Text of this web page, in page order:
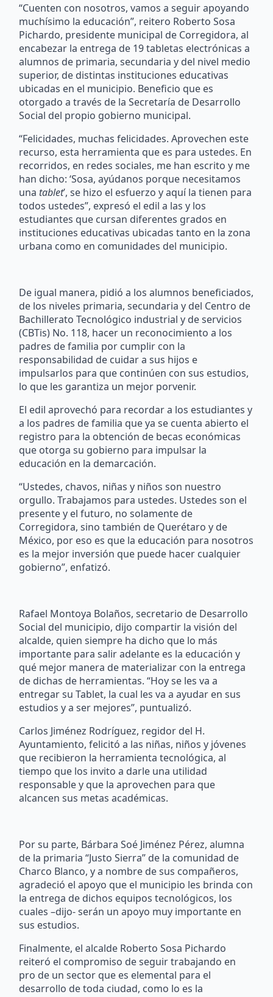
“Cuenten con nosotros, vamos a seguir apoyando
muchísimo la educación”, reitero Roberto Sosa
Pichardo, presidente municipal de Corregidora, al
encabezar la entrega de 19 tabletas electrónicas a
alumnos de primaria, secundaria y del nivel medio
superior, de distintas instituciones educativas
ubicadas en el municipio. Beneficio que es
otorgado a través de la Secretaría de Desarrollo
Social del propio gobierno municipal.
“Felicidades, muchas felicidades. Aprovechen este
recurso, esta herramienta que es para ustedes. En
recorridos, en redes sociales, me han escrito y me
han dicho: ‘Sosa, ayúdanos porque necesitamos
una tablet’, se hizo el esfuerzo y aquí la tienen para
todos ustedes”, expresó el edil a las y los
estudiantes que cursan diferentes grados en
instituciones educativas ubicadas tanto en la zona
urbana como en comunidades del municipio.
De igual manera, pidió a los alumnos beneficiados,
de los niveles primaria, secundaria y del Centro de
Bachillerato Tecnológico industrial y de servicios
(CBTis) No. 118, hacer un reconocimiento a los
padres de familia por cumplir con la
responsabilidad de cuidar a sus hijos e
impulsarlos para que continúen con sus estudios,
lo que les garantiza un mejor porvenir.
El edil aprovechó para recordar a los estudiantes y
a los padres de familia que ya se cuenta abierto el
registro para la obtención de becas económicas
que otorga su gobierno para impulsar la
educación en la demarcación.
“Ustedes, chavos, niñas y niños son nuestro
orgullo. Trabajamos para ustedes. Ustedes son el
presente y el futuro, no solamente de
Corregidora, sino también de Querétaro y de
México, por eso es que la educación para nosotros
es la mejor inversión que puede hacer cualquier
gobierno”, enfatizó.
Rafael Montoya Bolaños, secretario de Desarrollo
Social del municipio, dijo compartir la visión del
alcalde, quien siempre ha dicho que lo más
importante para salir adelante es la educación y
qué mejor manera de materializar con la entrega
de dichas de herramientas. “Hoy se les va a
entregar su Tablet, la cual les va a ayudar en sus
estudios y a ser mejores”, puntualizó.
Carlos Jiménez Rodríguez, regidor del H.
Ayuntamiento, felicitó a las niñas, niños y jóvenes
que recibieron la herramienta tecnológica, al
tiempo que los invito a darle una utilidad
responsable y que la aprovechen para que
alcancen sus metas académicas.
Por su parte, Bárbara Soé Jiménez Pérez, alumna
de la primaria “Justo Sierra” de la comunidad de
Charco Blanco, y a nombre de sus compañeros,
agradeció el apoyo que el municipio les brinda con
la entrega de dichos equipos tecnológicos, los
cuales –dijo- serán un apoyo muy importante en
sus estudios.
Finalmente, el alcalde Roberto Sosa Pichardo
reiteró el compromiso de seguir trabajando en
pro de un sector que es elemental para el
desarrollo de toda ciudad, como lo es la